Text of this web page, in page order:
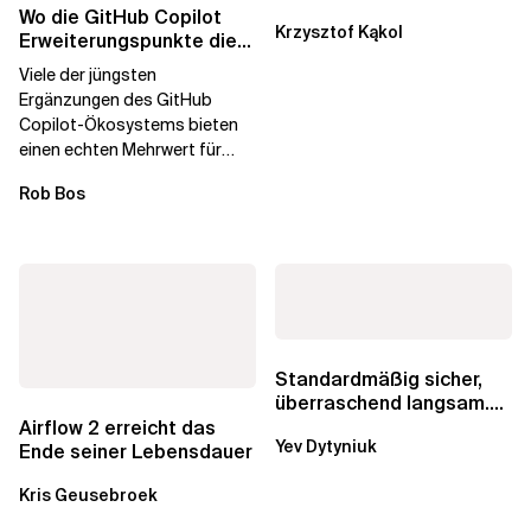
Wo die GitHub Copilot
Erweiterungspunkte die
Governance brechen
Viele der jüngsten
Ergänzungen des GitHub
Copilot-Ökosystems bieten
einen echten Mehrwert für
aber auch die...
Rob Bos
Durch die Automatisierung...
Krzysztof Kąkol
Airflow 2 erreicht das
Ende seiner Lebensdauer
Kris Geusebroek
Standardmäßig sicher,
überraschend langsam.
über die RDS...
Yev Dytyniuk